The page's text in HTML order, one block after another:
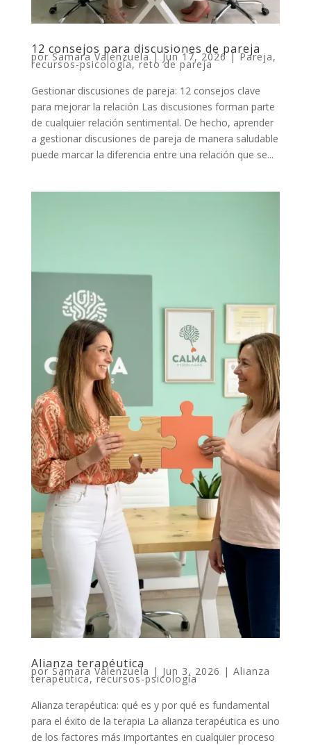
12 consejos para discusiones de pareja
porSamara Valenzuela|Jun 17, 2026|Pareja,
recursos-psicología,reto de pareja
Gestionar discusiones de pareja: 12 consejos clave
para mejorar la relación Las discusiones forman parte
de cualquier relación sentimental. De hecho, aprender
a gestionar discusiones de pareja de manera saludable
puede marcar la diferencia entre una relación que se...
Alianza terapéutica
porSamara Valenzuela | Jun 3, 2026 | Alianza
terapéutica, recursos-psicología
Alianza terapéutica: qué es y por qué es fundamental
para el éxito de la terapia La alianza terapéutica es uno
de los factores más importantes en cualquier proceso